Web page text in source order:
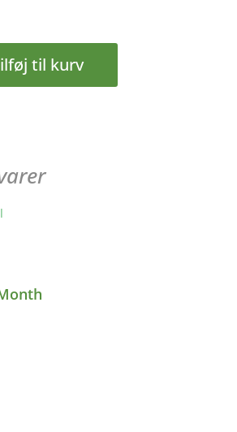
til kurv